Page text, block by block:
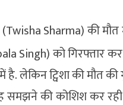
(Twisha Sharma) की
Singh) को गिरफ्तार
है. लेकिन ट्विशा की मौत
की कोशिश कर रही है